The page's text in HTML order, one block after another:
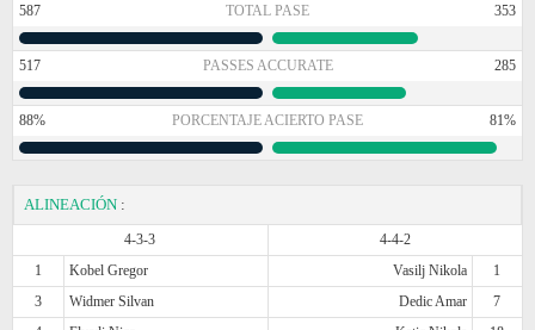
587 TOTAL PASE 353
517 PASSES ACCURATE 285
88% PORCENTAJE ACIERTO PASE 81%
ALINEACIÓN :
4-3-3
4-4-2
1
Kobel Gregor Vasilj Nikola
1
3
Widmer Silvan Dedic Amar
7